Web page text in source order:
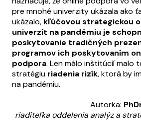
pre mnohé univerzity ukázala ako
ukázalo, kľúčovou strategickou
univerzít na pandémiu je
poskytovanie tradičných
programov ich poskytovaním
podpora. Len málo inštitúcií malo
stratégiu riadenia rizík, ktorá by
na pandémiu.
Autorka:
riaditeľka oddelenia analýz a